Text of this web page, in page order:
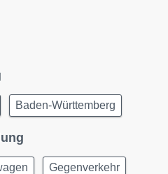
Baden-Württemberg
Gegenverkehr